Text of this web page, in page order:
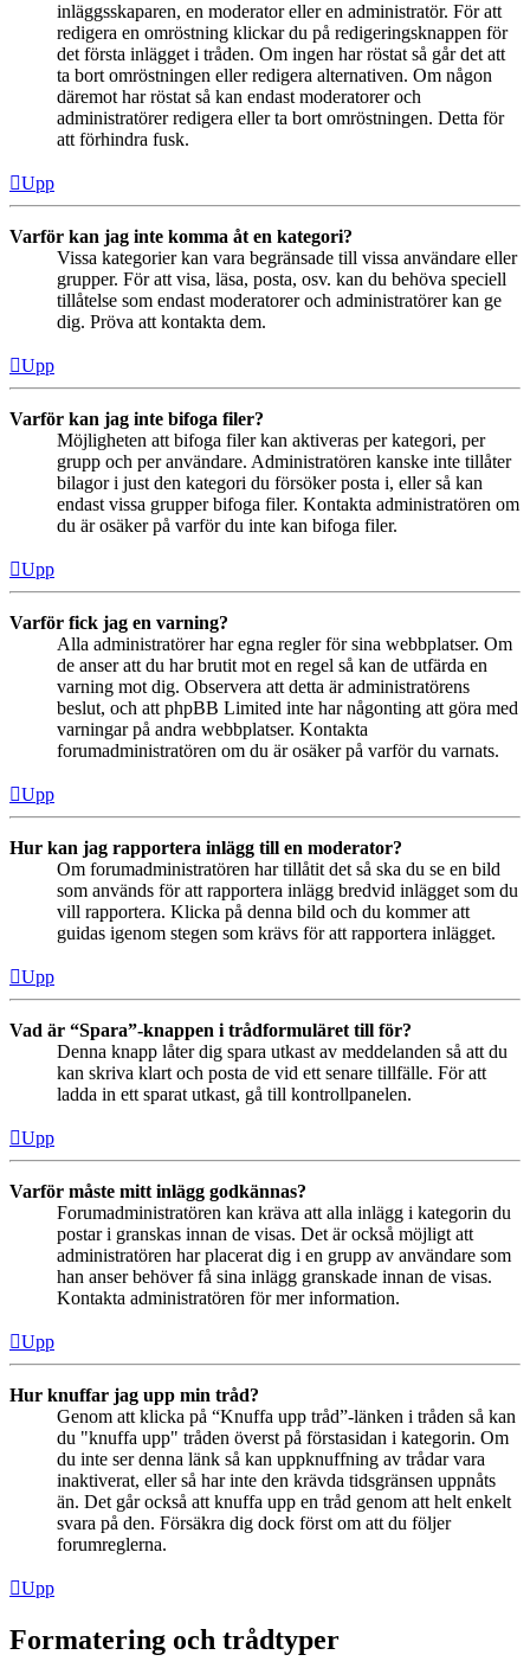
inläggsskaparen, en moderator eller en administratör. För att
redigera en omröstning klickar du på redigeringsknappen för
det första inlägget i tråden. Om ingen har röstat så går det att
ta bort omröstningen eller redigera alternativen. Om någon
däremot har röstat så kan endast moderatorer och
administratörer redigera eller ta bort omröstningen. Detta för
att förhindra fusk.
Upp
Varför kan jag inte komma åt en kategori?
Vissa kategorier kan vara begränsade till vissa användare eller
grupper. För att visa, läsa, posta, osv. kan du behöva speciell
tillåtelse som endast moderatorer och administratörer kan ge
dig. Pröva att kontakta dem.
Upp
Varför kan jag inte bifoga filer?
Möjligheten att bifoga filer kan aktiveras per kategori, per
grupp och per användare. Administratören kanske inte tillåter
bilagor i just den kategori du försöker posta i, eller så kan
endast vissa grupper bifoga filer. Kontakta administratören om
du är osäker på varför du inte kan bifoga filer.
Upp
Varför fick jag en varning?
Alla administratörer har egna regler för sina webbplatser. Om
de anser att du har brutit mot en regel så kan de utfärda en
varning mot dig. Observera att detta är administratörens
beslut, och att phpBB Limited inte har någonting att göra med
varningar på andra webbplatser. Kontakta
forumadministratören om du är osäker på varför du varnats.
Upp
Hur kan jag rapportera inlägg till en moderator?
Om forumadministratören har tillåtit det så ska du se en bild
som används för att rapportera inlägg bredvid inlägget som du
vill rapportera. Klicka på denna bild och du kommer att
guidas igenom stegen som krävs för att rapportera inlägget.
Upp
Vad är “Spara”-knappen i trådformuläret till för?
Denna knapp låter dig spara utkast av meddelanden så att du
kan skriva klart och posta de vid ett senare tillfälle. För att
ladda in ett sparat utkast, gå till kontrollpanelen.
Upp
Varför måste mitt inlägg godkännas?
Forumadministratören kan kräva att alla inlägg i kategorin du
postar i granskas innan de visas. Det är också möjligt att
administratören har placerat dig i en grupp av användare som
han anser behöver få sina inlägg granskade innan de visas.
Kontakta administratören för mer information.
Upp
Hur knuffar jag upp min tråd?
Genom att klicka på “Knuffa upp tråd”-länken i tråden så kan
du "knuffa upp" tråden överst på förstasidan i kategorin. Om
du inte ser denna länk så kan uppknuffning av trådar vara
inaktiverat, eller så har inte den krävda tidsgränsen uppnåts
än. Det går också att knuffa upp en tråd genom att helt enkelt
svara på den. Försäkra dig dock först om att du följer
forumreglerna.
Upp
Formatering och trådtyper